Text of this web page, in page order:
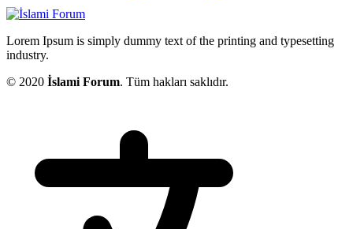
Lorem Ipsum is simply dummy text of the printing and typesetting
industry.
© 2020 İslami Forum. Tüm hakları saklıdır.